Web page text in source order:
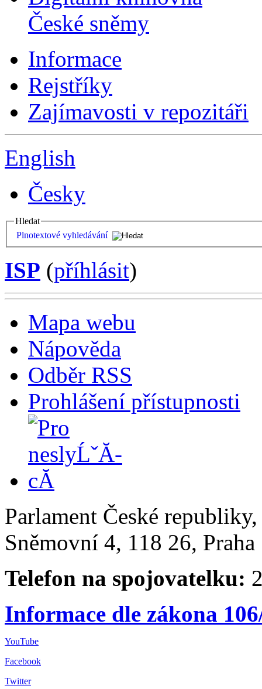
České sněmy
Informace
Rejstříky
Zajímavosti v repozitáři
English
Česky
Hledat
Plnotextové vyhledávání
ISP (příhlásit)
Mapa webu
Nápověda
Odběr RSS
Prohlášení přístupnosti
Parlament České
Sněmovní 4, 118 26,
Telefon na spojovatelku:
Informace dle zákona
YouTube
Facebook
Twitter